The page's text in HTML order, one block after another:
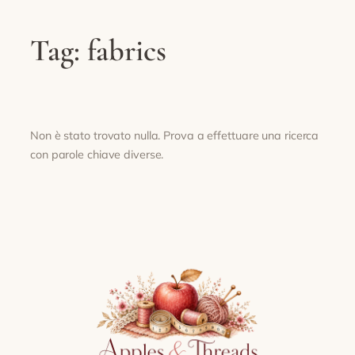
Tag: fabrics
Non è stato trovato nulla. Prova a effettuare una ricerca
con parole chiave diverse.